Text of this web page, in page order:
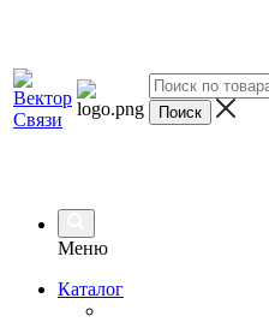
Меню
Каталог